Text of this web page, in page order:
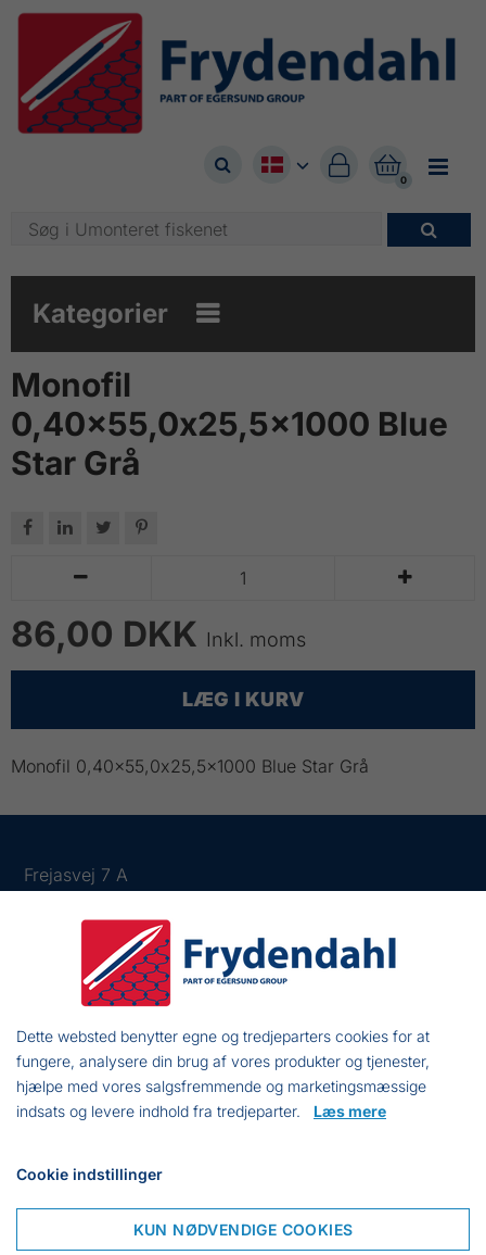


0


Kategorier 
Monofil
0,40x55,0x25,5x1000 Blue
Star Grå
   
 
86,00 DKK Inkl. moms
LÆG I KURV
Monofil 0,40x55,0x25,5x1000 Blue Star Grå
Frejasvej 7 A
+45 97 31 13 11
fiskenet@frydendahl.com
DK 15891645
Åbningstider i butikken
Dette websted benytter egne og tredjeparters cookies for at
fungere, analysere din brug af vores produkter og tjenester,
hjælpe med vores salgsfremmende og marketingsmæssige
indsats og levere indhold fra tredjeparter. Læs mere
Cookie indstillinger
KUN NØDVENDIGE COOKIES